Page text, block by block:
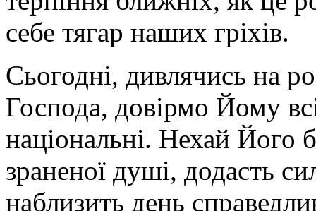
себе тягар наших гріхів.
Сьогодні, дивлячись на
Господа, довірмо Йому
національні. Нехай Його
зраненої душі, додасть
наблизить день